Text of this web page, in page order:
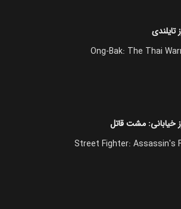
تایلندی
Ong-Bak: The Thai
خیابانی: مشت قاتل
Street Fighter: Assassin's